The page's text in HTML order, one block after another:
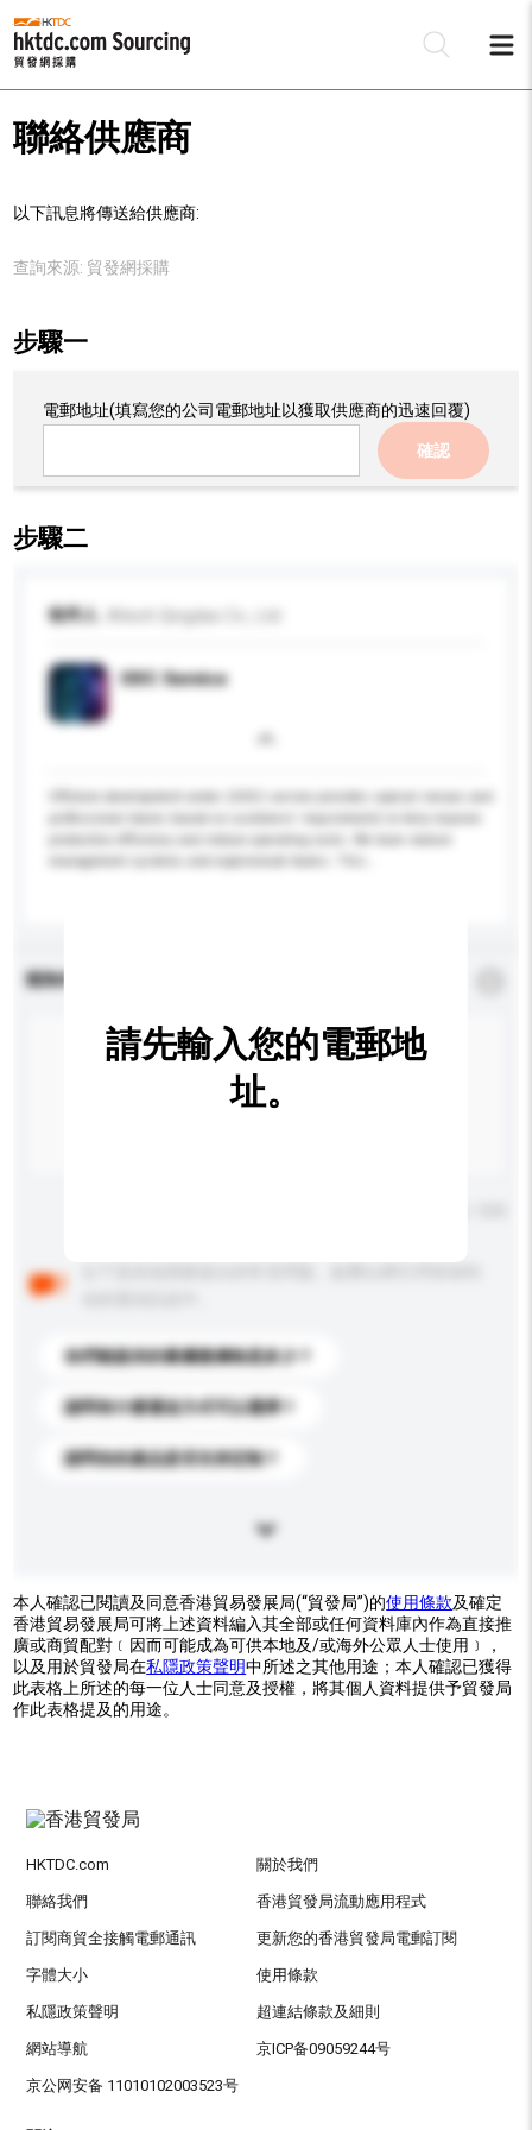
聯絡供應商
以下訊息將傳送給供應商:
查詢來源: 貿發網採購
步驟一
電郵地址(填寫您的公司電郵地址以獲取供應商的迅速回覆)
確認
步驟二
收件人
ODC Service
management systems and experienced teams. This...
查詢內容
你們能提供的最優惠價格是多少？
請問有什麼運送方式可以選擇？
請問你的產品是否支持定制？
請先輸入您的電郵地
址。
本人確認已閱讀及同意香港貿易發展局(“貿發局”)的使用條款及確定
香港貿易發展局可將上述資料編入其全部或任何資料庫內作為直接推
廣或商貿配對﹝因而可能成為可供本地及/或海外公眾人士使用﹞，
以及用於貿發局在私隱政策聲明中所述之其他用途；本人確認已獲得
此表格上所述的每一位人士同意及授權，將其個人資料提供予貿發局
作此表格提及的用途。
HKTDC.com 關於我們
聯絡我們 香港貿發局流動應用程式
訂閱商貿全接觸電郵通訊 更新您的香港貿發局電郵訂閱
字體大小 使用條款
私隱政策聲明 超連結條款及細則
網站導航 京ICP备09059244号
京公网安备 11010102003523号